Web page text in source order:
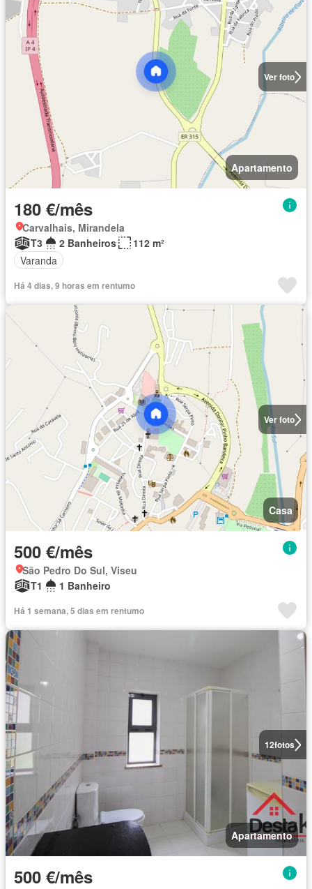
Ver foto
Apartamento
180 €/mês
Carvalhais, Mirandela
T3
2 Banheiros
112 m²
Varanda
Há 4 dias, 9 horas em rentumo
Ver foto
Casa
500 €/mês
São Pedro Do Sul, Viseu
T1
1 Banheiro
Há 1 semana, 5 dias em rentumo
12fotos
Apartamento
500 €/mês